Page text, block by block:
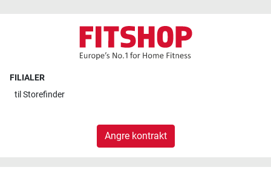
FILIALER
til Storefinder
Angre kontrakt